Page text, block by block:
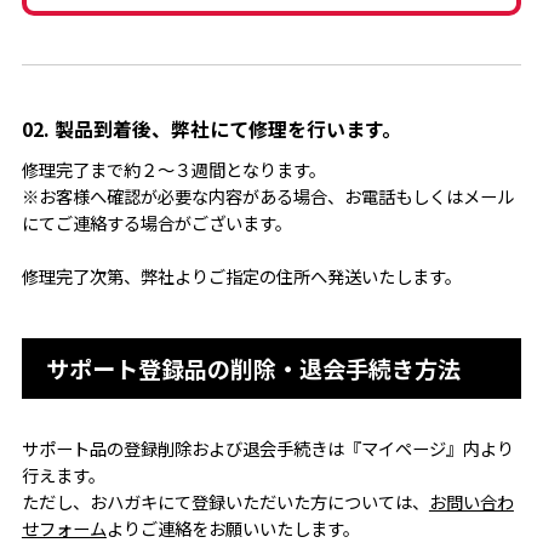
02. 製品到着後、弊社にて修理を行います。
修理完了まで約２～３週間となります。
※お客様へ確認が必要な内容がある場合、お電話もしくはメール
にてご連絡する場合がございます。
修理完了次第、弊社よりご指定の住所へ発送いたします。
サポート登録品の削除・退会手続き方法
サポート品の登録削除および退会手続きは『マイページ』内より
行えます。
ただし、おハガキにて登録いただいた方については、 お問い合わ
せフォームよりご連絡をお願いいたします。